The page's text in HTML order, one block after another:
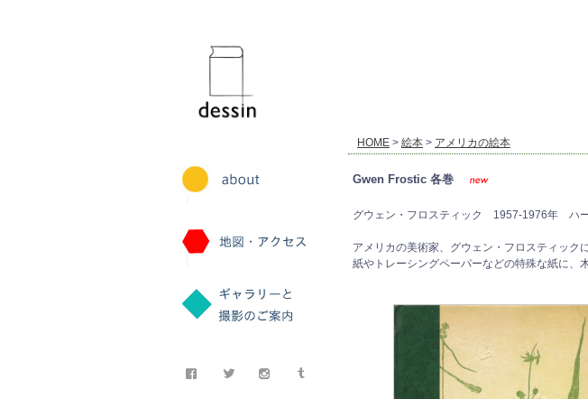
HOME > 絵本 > アメリカの絵本
Gwen Frostic 各巻
グウェン・フロスティック 1957-1976年 ハ
アメリカの美術家、グウェン・フロスティック
紙やトレーシングペーパーなどの特殊な紙に、